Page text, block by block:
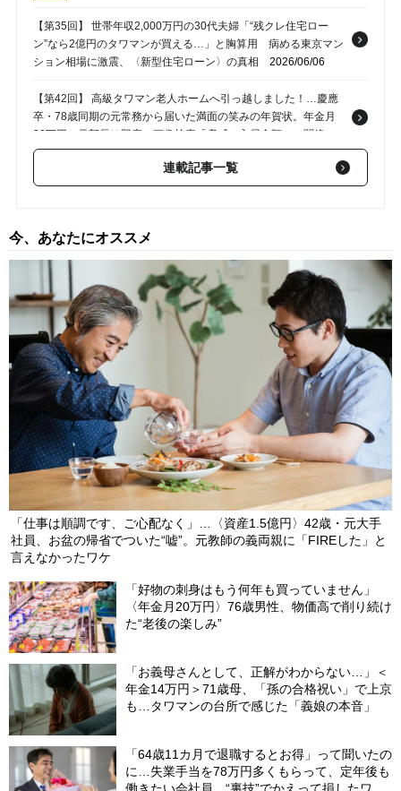
【第35回】 世帯年収2,000万円の30代夫婦「“残クレ住宅ロー
ン”なら2億円のタワマンが買える…」と胸算用 病める東京マン
ション相場に激震、〈新型住宅ローン〉の真相 2026/06/06
【第42回】 高級タワマン老人ホームへ引っ越しました！…慶應
卒・78歳同期の元常務から届いた満面の笑みの年賀状。年金月
30万円・元部長は即座に画像検索「脅威の入居金額」に悶絶
2024/11/29
【第41回】 勝どき、晴海フラッグ…タワマンに群がるのは世帯
ョブ型人事」で年収激減。「湾岸タワマン」で金利上昇に怯え暮
らす、40代・大手企業勤務の男性を襲った悲劇
2024/09/24
【第39回】 助けて！部屋に泥棒が…〈資産8,000万円〉高級タワ
マンで優雅に暮らしていたはずの73歳の母からの電話。駆けつけ
た娘が目にした「まさかの光景」【CFPが解説】
2024/09/21
連載記事一覧
今、あなたにオススメ
「仕事は順調です、ご心配なく」…〈資産1.5億円〉42歳・元大手
社員、お盆の帰省でついた“嘘”。元教師の義両親に「FIREした」と
言えなかったワケ
「好物の刺身はもう何年も買っていません」
〈年金月20万円〉76歳男性、物価高で削り続け
た“老後の楽しみ”
「お義母さんとして、正解がわからない…」＜
年金14万円＞71歳母、「孫の合格祝い」で上京
も…タワマンの台所で感じた「義娘の本音」
「64歳11カ月で退職するとお得」って聞いたの
に…失業手当を78万円多くもらって、定年後も
働きたい会社員。“裏技”でかえって損したワケ